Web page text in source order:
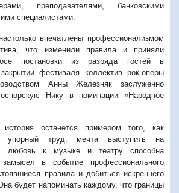
преподавателями, банковскими
специалистами.
впечатлены профессионализмом
что изменили правила и приняли
постановки из разряда гостей в
фестиваля коллектив рок-оперы
Анны Железняк заслуженно
Нику в номинации «Народное
останется примером того, как
упорный труд, мечта выступить на
любовь к музыке и театру способна
в событие профессионального
правила и добиться искреннего
будет напоминать каждому, что границы